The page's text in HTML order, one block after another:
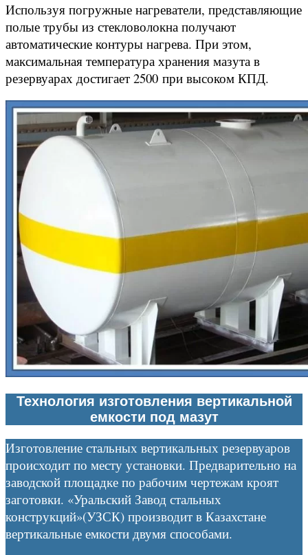
Используя погружные нагреватели, представляющие
полые трубы из стекловолокна получают
автоматические контуры нагрева. При этом,
максимальная температура хранения мазута в
резервуарах достигает 2500 при высоком КПД.
Технология изготовления вертикальной
емкости под мазут
Изготовление стальных вертикальных резервуаров
происходит по месту установки. Предварительно на
заводской площадке по рабочим чертежам кроят
заготовки. «Уральский Завод стальных
конструкций»(УЗСК) производит в Казахстане
вертикальные емкости двумя способами.